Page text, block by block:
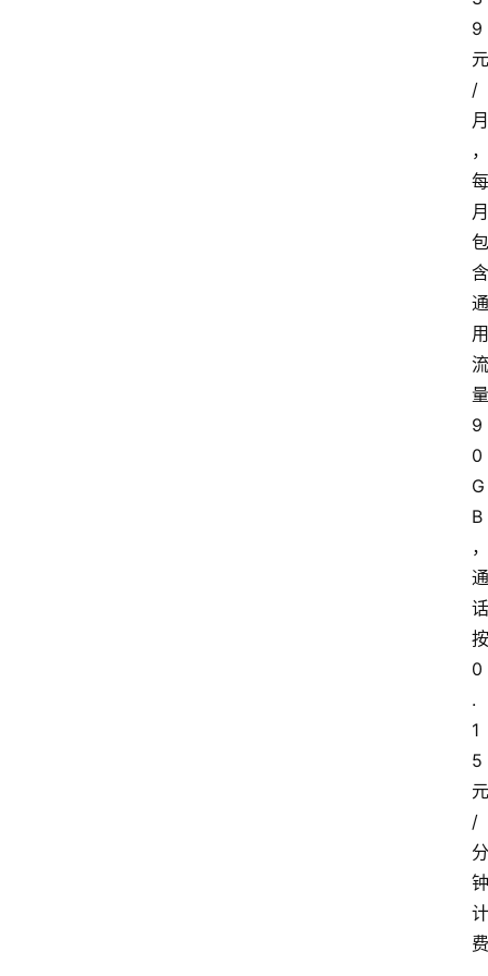
9
元
/
月
，
每
月
包
含
通
用
流
量
9
0
G
B
，
通
话
按
0
.
1
5
元
/
分
钟
计
费